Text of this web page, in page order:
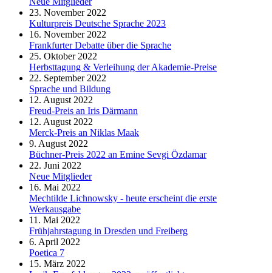
23. November 2022
Kulturpreis Deutsche Sprache 2023
16. November 2022
Frankfurter Debatte über die Sprache
25. Oktober 2022
Herbsttagung & Verleihung der Akademie-Preise
22. September 2022
Sprache und Bildung
12. August 2022
Freud-Preis an Iris Därmann
12. August 2022
Merck-Preis an Niklas Maak
9. August 2022
Büchner-Preis 2022 an Emine Sevgi Özdamar
22. Juni 2022
Neue Mitglieder
16. Mai 2022
Mechtilde Lichnowsky - heute erscheint die erste
Werkausgabe
11. Mai 2022
Frühjahrstagung in Dresden und Freiberg
6. April 2022
Poetica 7
15. März 2022